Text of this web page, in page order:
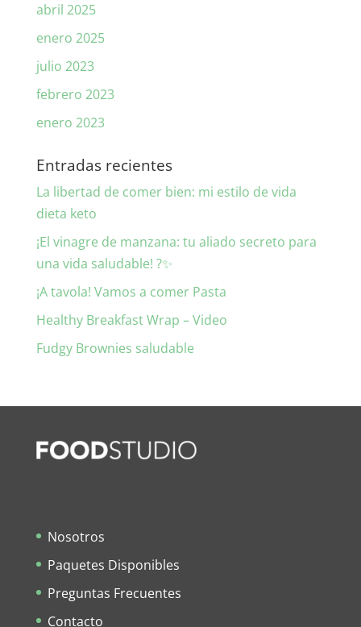
abril 2025
enero 2025
julio 2023
febrero 2023
enero 2023
Entradas recientes
La libertad de comer bien: mi estilo de vida
dieta keto
¡El vinagre de manzana: tu aliado secreto para
una vida saludable! ?✨
¡A tavola! Vamos a comer Pasta
Healthy Breakfast Wrap – Video
Fudgy Brownies saludable
Nosotros
Paquetes Disponibles
Preguntas Frecuentes
Contacto